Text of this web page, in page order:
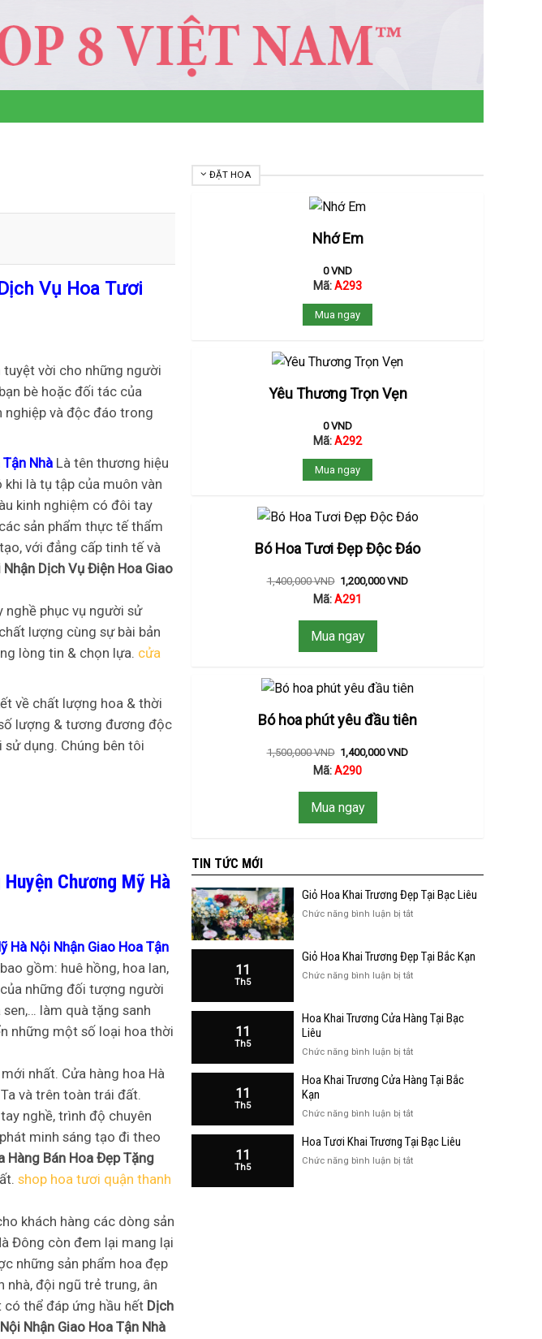
Vụ Hoa Tươi
vời cho những người
bè hoặc đối tác của
nghiệp và độc đáo trong
Nhà Là tên thương hiệu
khi là tụ tập của muôn vàn
kinh nghiệm có đôi tay
sản phẩm thực tế thẩm
với đẳng cấp tinh tế và
Dịch Vụ Điện Hoa Giao
phục vụ người sử
lượng cùng sự bài bản
lòng tin & chọn lựa. cửa
về chất lượng hoa & thời
lượng & tương đương độc
dụng. Chúng bên tôi
Chương Mỹ Hà
Hà Nội Nhận Giao Hoa Tận
gồm: huê hồng, hoa lan,
những đối tượng người
làm quà tặng sanh
những một số loại hoa thời
nhất. Cửa hàng hoa Hà
và trên toàn trái đất.
nghề, trình độ chuyên
minh sáng tạo đi theo
Hàng Bán Hoa Đẹp Tặng
shop hoa tươi quận thanh
khách hàng các dòng sản
Đông còn đem lại mang lại
những sản phẩm hoa đẹp
đội ngũ trẻ trung, ân
có thể đáp ứng hầu hết Dịch
Nhận Giao Hoa Tận Nhà
ĐẶT HOA
Nhớ Em
0VND
Mã:A293
Mua ngay
Yêu Thương Trọn Vẹn
0VND
Mã:A292
Mua ngay
Bó Hoa Tươi Đẹp Độc Đáo
1,400,000VND 1,200,000VND
Mã:A291
Mua ngay
Bó hoa phút yêu đầu tiên
1,500,000VND 1,400,000VND
Mã:A290
Mua ngay
TIN TỨC MỚI
Giỏ Hoa Khai Trương Đẹp Tại Bạc Liêu
Chức năng bình luận bị tắtở
Khai
Đẹp
Liêu
11
Th5
Giỏ Hoa Khai Trương Đẹp Tại Bắc Kạn
Chức năng bình luận bị tắtở
Khai
Tại
Kạn
11
Th5
Hoa Khai Trương Cửa Hàng Tại Bạc
Liêu
Chức năng bình luận bị tắtở
Khai
Hàng
Bạc
Liêu
11
Th5
Hoa Khai Trương Cửa Hàng Tại Bắc
Kạn
Chức năng bình luận bị tắtở
Khai
11
Th5
Hoa Tươi Khai Trương Tại Bạc Liêu
Chức năng bình luận bị tắtở